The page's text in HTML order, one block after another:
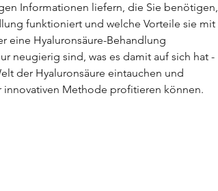
Informationen liefern, die Sie benötigen,
funktioniert und welche Vorteile sie mit
eine Hyaluronsäure-Behandlung
neugierig sind, was es damit auf sich hat -
der Hyaluronsäure eintauchen und
innovativen Methode profitieren können.